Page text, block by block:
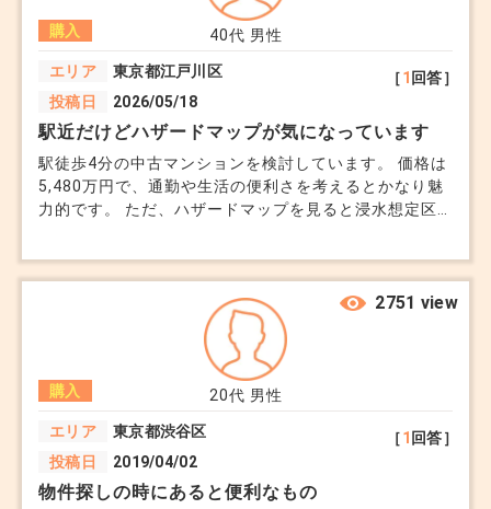
うど時期が差し掛かると～なんて記事もたくさん見ま
す。 積立がうまくいっていないと2回目の時のために積
立金や管理費が上がるという情報もありました。 どの
ような状態なのか、購入前に知ることはできますか？
40代 男性
購入
エリア
東京都江戸川区
投稿日
2026/05/18
［1 回答］
駅近だけどハザードマップが気になっています
駅徒歩4分の中古マンションを検討しています。 価格は
5,480万円で、通勤や生活の便利さを考えるとかなり魅
力的です。 ただ、ハザードマップを見ると浸水想定区
で、上層階の部屋なので室内まで水が来ることはないの
ではと思っています。 不動産会社からも「マンション
なら戸建てほど心配しなくても大丈夫」と言われまし
た。 ただ、共用部や電気設備、エレベーターが使えな
くなる可能性を考えると不安です。 最近は大雨や台風
のニュースも多く、便利さだけで選んでいいのか迷って
います。 ただ駅近物件はかなり魅力的で、価格も落ち
にくいと聞きます。 ハザードマップはどこまで気にし
た方が良いのでしょうか。将来売るときにネックになる
ほどでしょうか。。
20代 男性
購入
エリア
東京都渋谷区
投稿日
2019/04/02
［1 回答］
2751 view
物件探しの時にあると便利なもの